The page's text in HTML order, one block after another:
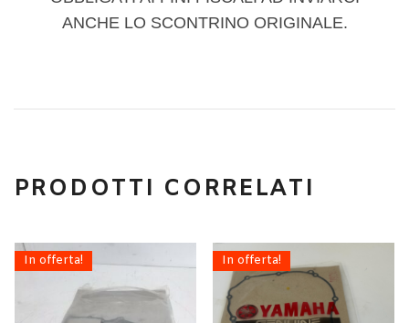
ANCHE LO SCONTRINO ORIGINALE.
PRODOTTI CORRELATI
In offerta! In offerta!